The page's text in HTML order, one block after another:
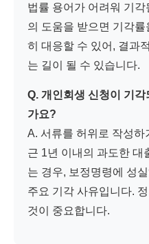
법률 용어가 어려워 기
의 도움을 받으면 기각
히 대응할 수 있어, 결과
는 길이 될 수 있습니다.
Q. 개인회생 신청이 기
가요?
A. 서류를 허위로 작성하
근 1년 이내의 과도한 대
는 경우, 보정명령에 성
주요 기각 사유입니다.
것이 중요합니다.